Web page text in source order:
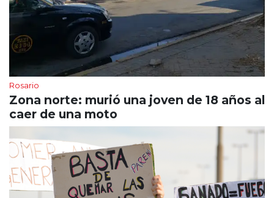
Rosario
Zona norte: murió una joven de 18 años al
caer de una moto